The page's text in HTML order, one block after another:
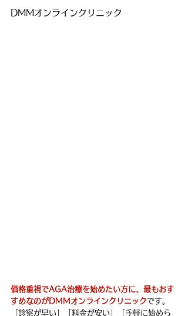
DMMオンラインクリニック
価格重視でAGA治療を始めたい方に、最もおす
すめなのがDMMオンラインクリニックです。
「診察が早い」「料金が安い」「手軽に始めら